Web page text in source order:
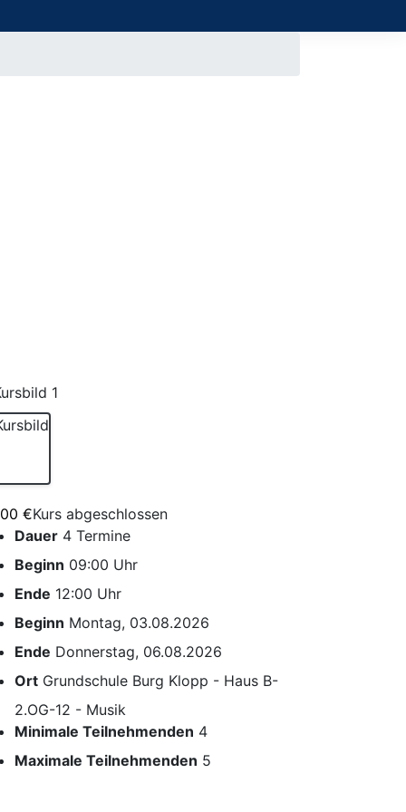
€Kurs abgeschlossen
Dauer 4 Termine
Beginn 09:00 Uhr
Ende 12:00 Uhr
Beginn Montag, 03.08.2026
Ende Donnerstag, 06.08.2026
Ort Grundschule Burg Klopp - Haus B-
2.OG-12 - Musik
Minimale Teilnehmenden 4
Maximale Teilnehmenden 5